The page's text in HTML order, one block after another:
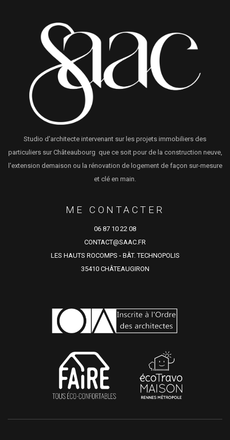
Studio d'architecte intervenant sur les projets immobiliers des
particuliers sur Châteaubourg que ce soit pour de la construction neuve,
l'extension demaison ou la rénovation de logement de façon sur-mesure
et clé en main.
ME CONTACTER
06 87 10 22 08
CONTACT@SAAC.FR
LES HAUTS ROCOMPS - BÂT. TECHNOPOLIS
35410 CHÂTEAUGIRON